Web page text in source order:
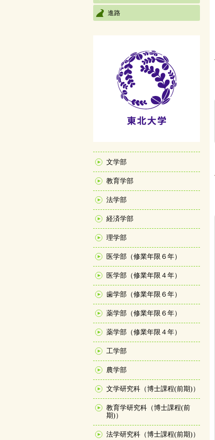
進路
文学部
教育学部
法学部
経済学部
理学部
医学部（修業年限６年）
医学部（修業年限４年）
歯学部（修業年限６年）
薬学部（修業年限６年）
薬学部（修業年限４年）
工学部
農学部
文学研究科（博士課程(前期)）
教育学研究科（博士課程(前
期)）
法学研究科（博士課程(前期)）